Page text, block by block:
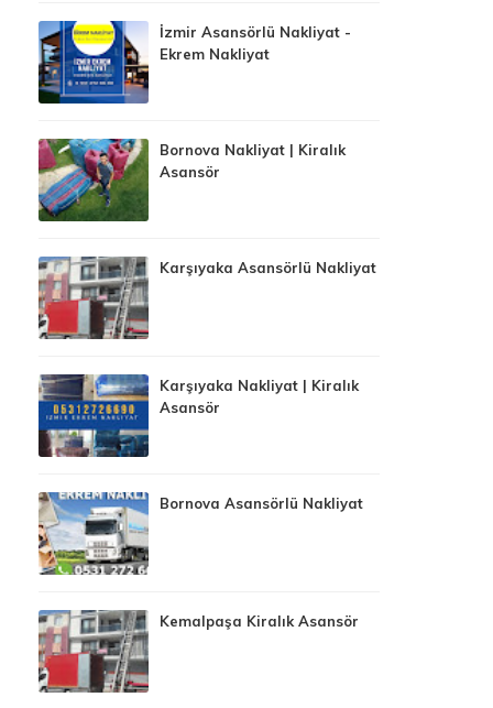
İzmir Asansörlü Nakliyat -
Ekrem Nakliyat
Bornova Nakliyat | Kiralık
Asansör
Karşıyaka Asansörlü Nakliyat
Karşıyaka Nakliyat | Kiralık
Asansör
Bornova Asansörlü Nakliyat
Kemalpaşa Kiralık Asansör